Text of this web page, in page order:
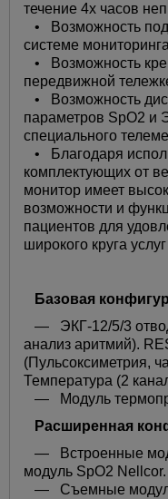
течение 4х часов
• Возможность
системе
• Возможность
передвижной
• Возможность
параметров SpO2 и
специального
• Благодаря
комплектующих от
монитор имеет
возможности и
пациентов для
широкого круга
Базовая
— ЭКГ-12/5/3
анализ аритмий).
(Пульсоксиметрия,
Температура (2
— Модуль
Расширенная
— Встроенные
модуль SpO2 Nellcor.
— Съемные